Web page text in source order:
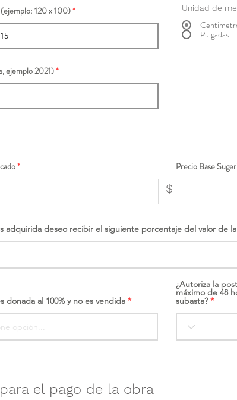
120 x 100) Unidad de
Pulgadas
ejemplo 2021)
$
Precio Base
adquirida deseo recibir el siguiente porcentaje del valor de
donada al 100% y no es vendida
¿Autoriza la
máximo de 48
subasta?
el pago de la obra